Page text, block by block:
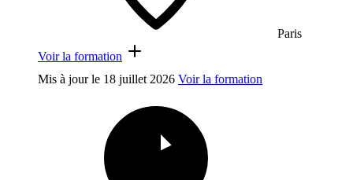
Paris
Voir la formation
Mis à jour le 18 juillet 2026 Voir la formation